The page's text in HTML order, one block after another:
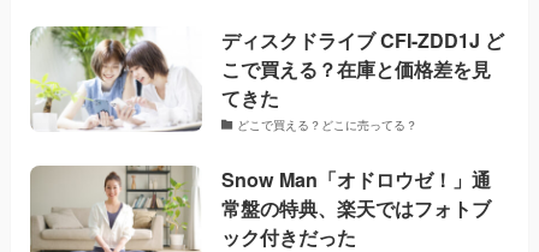
ディスクドライブ CFI-ZDD1J ど
こで買える？在庫と価格差を見
てきた
どこで買える？どこに売ってる？
Snow Man「オドロウゼ！」通
常盤の特典、楽天ではフォトブ
ック付きだった